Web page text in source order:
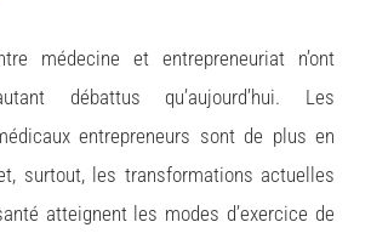
médecine et entrepreneuriat n’ont
débattus qu’aujourd’hui. Les
entrepreneurs sont de plus en
surtout, les transformations actuelles
atteignent les modes d’exercice de